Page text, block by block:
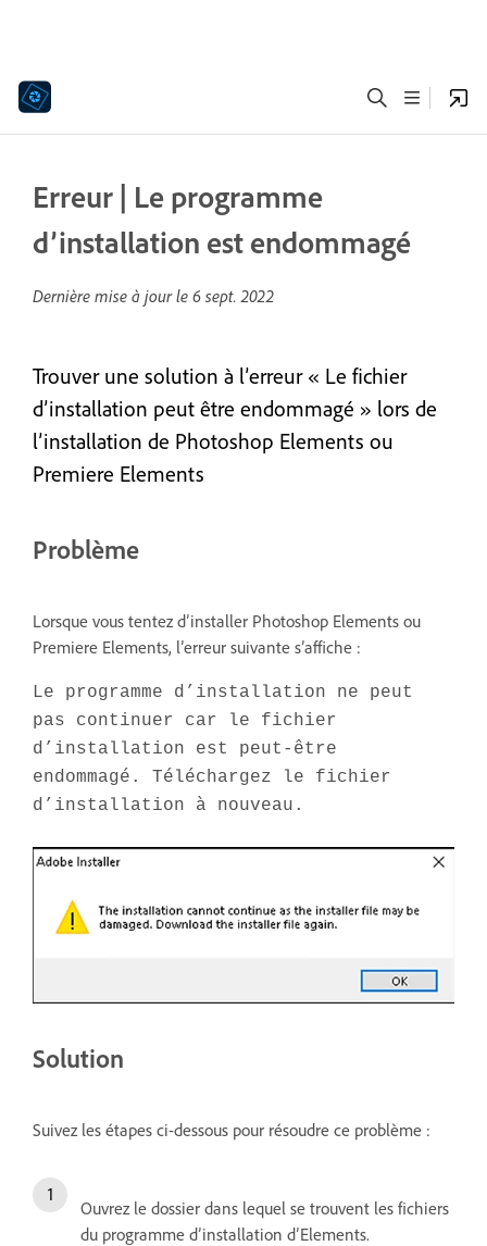
Erreur | Le programme
d’installation est endommagé
Dernière mise à jour le 6 sept. 2022
Trouver une solution à l’erreur « Le fichier
d’installation peut être endommagé » lors de
l’installation de Photoshop Elements ou
Premiere Elements
Problème
Lorsque vous tentez d’installer Photoshop Elements ou
Premiere Elements, l’erreur suivante s’affiche :
Le programme d’installation ne peut
pas continuer car le fichier
d’installation est peut-être
endommagé. Téléchargez le fichier
d’installation à nouveau.
Solution
Suivez les étapes ci-dessous pour résoudre ce problème :
Ouvrez le dossier dans lequel se trouvent les fichiers
du programme d’installation d’Elements.